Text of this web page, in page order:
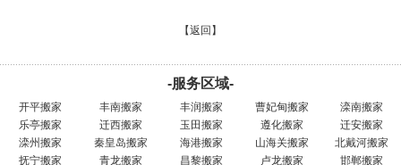
【返回】
-服务区域-
开平搬家 丰南搬家 丰润搬家 曹妃甸搬家
滦南搬家
乐亭搬家
迁西搬家 玉田搬家 遵化搬家
迁安搬家
滦州搬家
秦皇岛搬家 海港搬家 山海关搬家
北戴河搬家
抚宁搬家
青龙搬家 昌黎搬家 卢龙搬家 邯郸搬家